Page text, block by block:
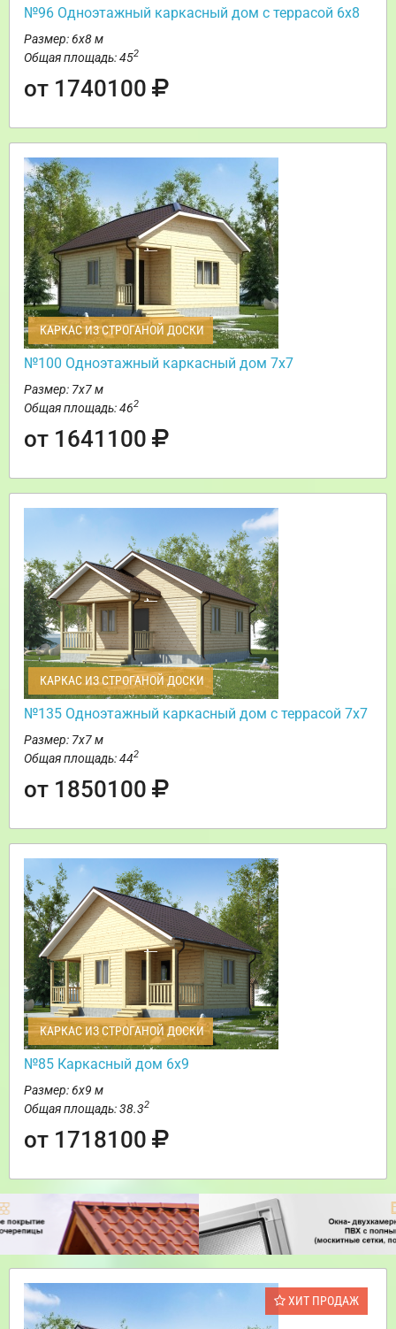
№96 Одноэтажный каркасный дом с террасой 6х8
Размер: 6х8 м
Общая площадь: 452
от 1740100
КАРКАС ИЗ СТРОГАНОЙ ДОСКИ
№100 Одноэтажный каркасный дом 7х7
Размер: 7х7 м
Общая площадь: 462
от 1641100
КАРКАС ИЗ СТРОГАНОЙ ДОСКИ
№135 Одноэтажный каркасный дом с террасой 7х7
Размер: 7х7 м
Общая площадь: 442
от 1850100
КАРКАС ИЗ СТРОГАНОЙ ДОСКИ
№85 Каркасный дом 6х9
Размер: 6х9 м
Общая площадь: 38.32
от 1718100
ХИТ ПРОДАЖ